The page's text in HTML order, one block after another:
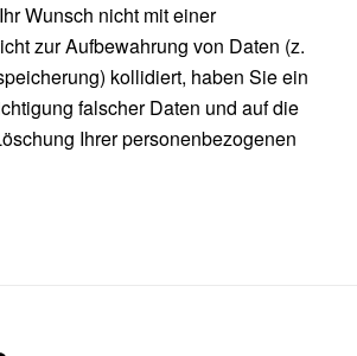
Wunsch nicht mit einer
zur Aufbewahrung von Daten (z.
kollidiert, haben Sie ein
falscher Daten und auf die
Ihrer personenbezogenen